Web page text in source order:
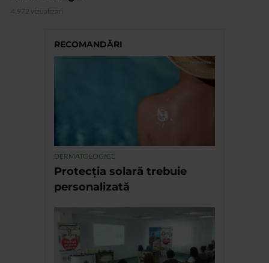
4.972 vizualizari
RECOMANDĂRI
DERMATOLOGICE
Protecția solară trebuie
personalizată